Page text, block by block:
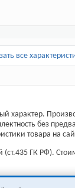
все
характер.
без
товара на
ГК РФ).